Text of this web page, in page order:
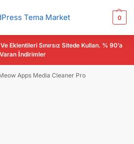
0
Eklentileri Sınırsız Sitede Kullan. % 90’a
Varan İndirimler
Apps Media Cleaner Pro